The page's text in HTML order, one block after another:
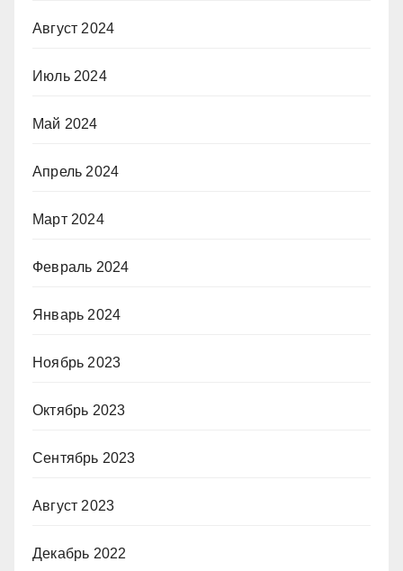
Август 2024
Июль 2024
Май 2024
Апрель 2024
Март 2024
Февраль 2024
Январь 2024
Ноябрь 2023
Октябрь 2023
Сентябрь 2023
Август 2023
Декабрь 2022